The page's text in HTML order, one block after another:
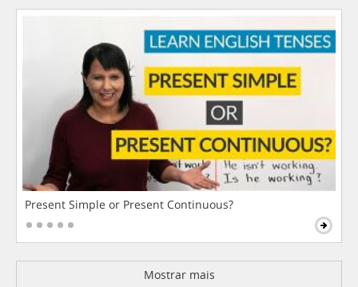
Present Simple or Present Continuous?
Mostrar mais